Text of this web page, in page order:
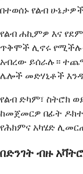
በተወሰኑ የልብ
የልብ ሐኪምዎ እና
ጥቅሞች ሊኖሩ
አብረው ይሰራሉ።
ሌሎች መድሃኒቶች
የልብ ድካም፣ ስትሮክ
ከመጀመርዎ በፊት
የሕክምና አካሄድ
በድንገት ብዙ